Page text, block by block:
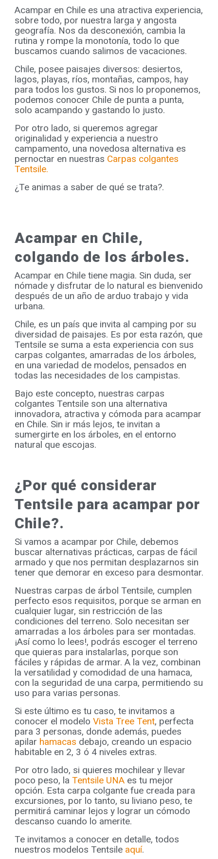
Acampar en Chile es una atractiva experiencia,
sobre todo, por nuestra larga y angosta
geografía. Nos da desconexión, cambia la
rutina y rompe la monotonía, todo lo que
buscamos cuando salimos de vacaciones.
Chile, posee paisajes diversos: desiertos,
lagos, playas, ríos, montañas, campos, hay
para todos los gustos. Si nos lo proponemos,
podemos conocer Chile de punta a punta,
solo acampando y gastando lo justo.
Por otro lado, si queremos agregar
originalidad y experiencia a nuestro
campamento, una novedosa alternativa es
pernoctar en nuestras Carpas colgantes
Tentsile.
¿Te animas a saber de qué se trata?.
Acampar en Chile,
colgando de los árboles.
Acampar en Chile tiene magia. Sin duda, ser
nómade y disfrutar de lo natural es bienvenido
después de un año de arduo trabajo y vida
urbana.
Chile, es un país que invita al camping por su
diversidad de paisajes. Es por esta razón, que
Tentsile se suma a esta experiencia con sus
carpas colgantes, amarradas de los árboles,
en una variedad de modelos, pensados en
todas las necesidades de los campistas.
Bajo este concepto, nuestras carpas
colgantes Tentsile son una alternativa
innovadora, atractiva y cómoda para acampar
en Chile. Sin ir más lejos, te invitan a
sumergirte en los árboles, en el entorno
natural que escojas.
¿Por qué considerar
Tentsile para acampar por
Chile?.
Si vamos a acampar por Chile, debemos
buscar alternativas prácticas, carpas de fácil
armado y que nos permitan desplazarnos sin
tener que demorar en exceso para desmontar.
Nuestras carpas de árbol Tentsile, cumplen
perfecto esos requisitos, porque se arman en
cualquier lugar, sin restricción de las
condiciones del terreno. Solo necesitan ser
amarradas a los árboles para ser montadas.
¡Así como lo lees!, podrás escoger el terreno
que quieras para instalarlas, porque son
fáciles y rápidas de armar. A la vez, combinan
la versatilidad y comodidad de una hamaca,
con la seguridad de una carpa, permitiendo su
uso para varias personas.
Si este último es tu caso, te invitamos a
conocer el modelo Vista Tree Tent, perfecta
para 3 personas, donde además, puedes
apilar hamacas debajo, creando un espacio
habitable en 2, 3 ó 4 niveles extras.
Por otro lado, si quieres mochilear y llevar
poco peso, la Tentsile UNA es tu mejor
opción. Esta carpa colgante fue creada para
excursiones, por lo tanto, su liviano peso, te
permitirá caminar lejos y lograr un cómodo
descanso cuando lo amerite.
Te invitamos a conocer en detalle, todos
nuestros modelos Tentsile aquí.